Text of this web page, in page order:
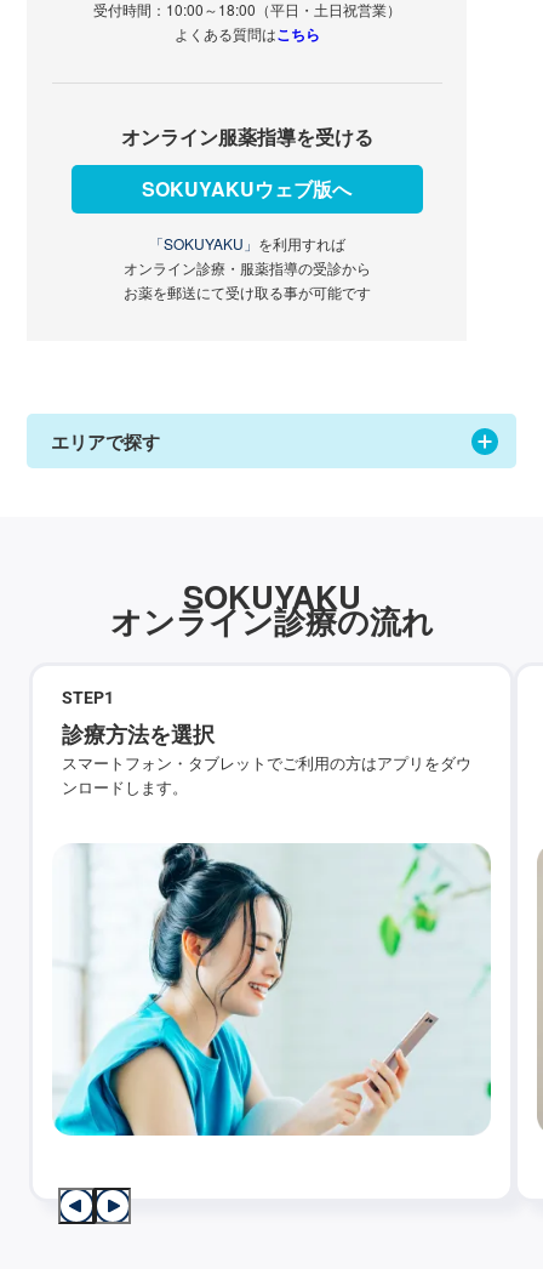
受付時間：10:00～18:00（平日・土日祝営業）
よくある質問はこちら
オンライン服薬指導を受ける
SOKUYAKUウェブ版へ
「SOKUYAKU」 を利用すれば
オンライン診療・服薬指導の受診から
お薬を郵送にて受け取る事が可能です
エリアで探す
SOKUYAKU
オンライン診療の流れ
STEP1
診療方法を選択
スマートフォン・タブレットでご利用の方はアプリをダウ
ンロードします。